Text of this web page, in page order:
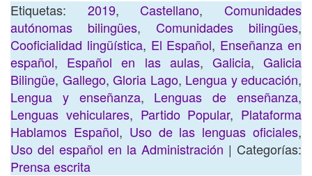
Etiquetas: 2019,Castellano,Comunidades
autónomas bilingües, Comunidades bilingües,
Cooficialidad lingüística, El Español, Enseñanza en
español, Español en las aulas, Galicia,Galicia
Bilingüe, Gallego, Gloria Lago, Lengua y educación,
Lengua y enseñanza, Lenguas de enseñanza,
Lenguas vehiculares, Partido Popular, Plataforma
Hablamos Español, Uso de las lenguas oficiales,
Uso del español en la Administración | Categorías:
Prensa escrita